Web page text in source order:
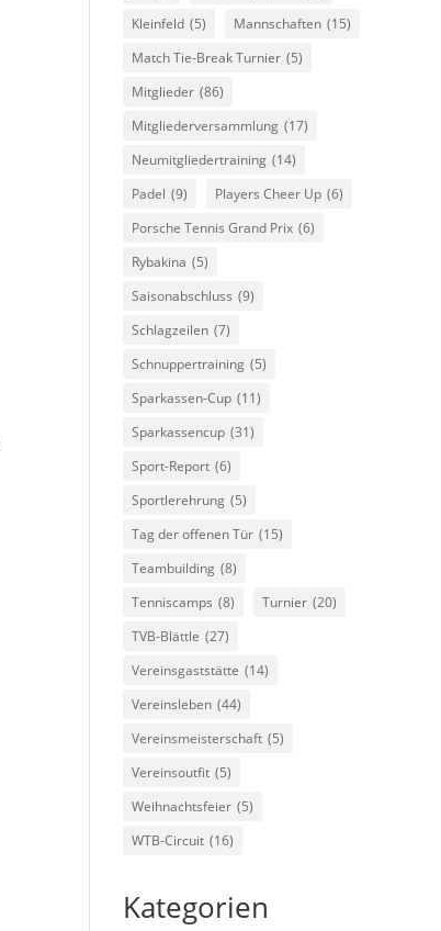
Kleinfeld (5) Mannschaften (15)
Match Tie-Break Turnier (5)
Mitglieder (86)
Mitgliederversammlung (17)
Neumitgliedertraining (14)
Padel (9) Players Cheer Up (6)
Porsche Tennis Grand Prix (6)
Rybakina (5)
Saisonabschluss (9)
Schlagzeilen (7)
Schnuppertraining (5)
Sparkassen-Cup (11)
Sparkassencup (31)
Sport-Report (6)
Sportlerehrung (5)
Tag der offenen Tür (15)
Teambuilding (8)
Tenniscamps (8) Turnier (20)
TVB-Blättle (27)
Vereinsgaststätte (14)
Vereinsleben (44)
Vereinsmeisterschaft (5)
Vereinsoutfit (5)
Weihnachtsfeier (5)
WTB-Circuit (16)
Kategorien